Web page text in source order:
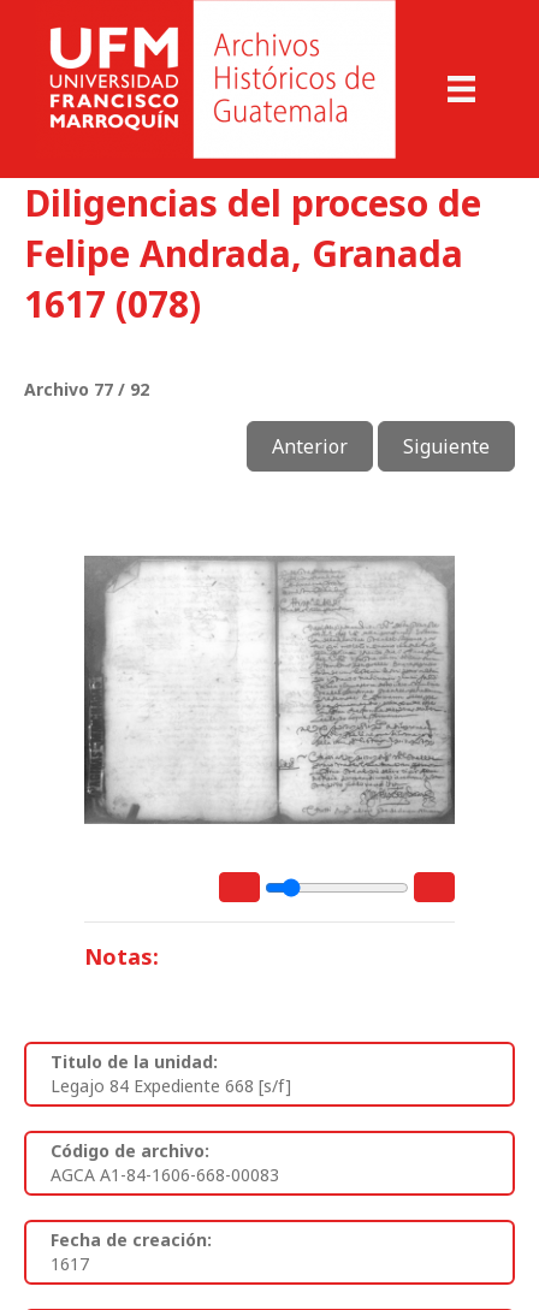
Diligencias del proceso de
Felipe Andrada, Granada
1617 (078)
Archivo 77 / 92
Anterior Siguiente
Notas:
Titulo de la unidad:
Legajo 84 Expediente 668 [s/f]
Código de archivo:
AGCA A1-84-1606-668-00083
Fecha de creación:
1617